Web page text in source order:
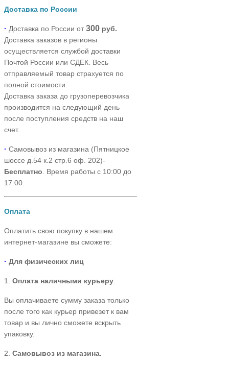
Доставка по России
· Доставка по России от 300 руб.
Доставка заказов в регионы
осуществляется службой доставки
Почтой России или СДЕК. Весь
отправляемый товар страхуется по
полной стоимости.
Доставка заказа до грузоперевозчика
производится на следующий день
после поступления средств на наш
счет.
· Самовывоз из магазина (Пятницкое
шоссе д.54 к.2 стр.6 оф. 202)-
Бесплатно . Время работы с 10:00 до
17:00.
Оплата
Оплатить свою покупку в нашем
интернет-магазине вы сможете:
· Для физических лиц
1. Оплата наличными курьеру
Вы оплачиваете сумму заказа только
после того как курьер привезет к вам
товар и вы лично сможете вскрыть
упаковку.
2. Самовывоз из магазина.